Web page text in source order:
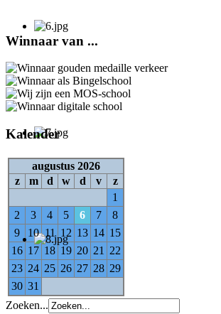
Winnaar van ...
Kalender
augustus 2026
z
m d w d v
z
1
2
3 4 5 6 7
8
9
10 11 12 13 14 15
16 17 18 19 20 21
22
23 24 25 26 27 28 29
30 31
Zoeken...